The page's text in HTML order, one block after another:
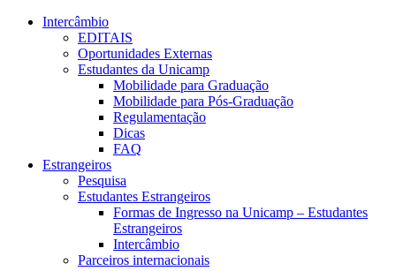
Intercâmbio
EDITAIS
Oportunidades Externas
Estudantes da Unicamp
Mobilidade para Graduação
Mobilidade para Pós-Graduação
Regulamentação
Dicas
FAQ
Estrangeiros
Pesquisa
Estudantes Estrangeiros
Formas de Ingresso na Unicamp – Estudantes
Estrangeiros
Intercâmbio
Parceiros internacionais